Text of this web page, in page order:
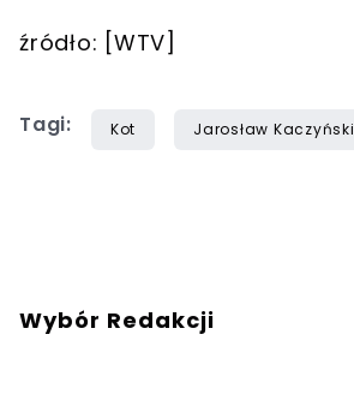
źródło: [WTV]
Tagi: Kot Jarosław Kaczyński
Wybór Redakcji